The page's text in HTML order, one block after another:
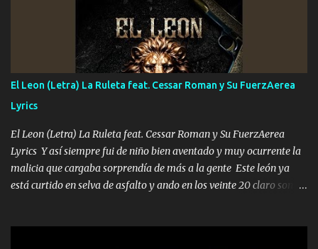
que estar alegres doy las instrucciones para atender los deberes
Música Si es que salta algún problema de confianza tengo gente
ahí está el Hombre Cuarenta y también Pariente 7 arreglan
cualquier problema no más es cuestión que ordené NOS HACE
FALTA UN HERMANO DE CLAVE ERA EL 24 SIEMPRE FUE UN
HOMBRE VALIENTE POR ALGO M'URIÓ PELEAND0 SIEMPRE
VIO POR LA FAMILIA PARA QUE SIGA EL LEGADO Es el DOS de
los HERMANOS un cerebro inteligente y com...
El Leon (Letra) La Ruleta feat. Cessar Roman y Su FuerzAerea
Lyrics
El Leon (Letra) La Ruleta feat. Cessar Roman y Su FuerzAerea
Lyrics Y así siempre fui de niño bien aventado y muy ocurrente la
malicia que cargaba sorprendía de más a la gente Este león ya
está curtido en selva de asfalto y ando en los veinte 20 claro son